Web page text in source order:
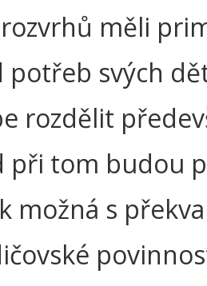
měli
potřeb svých
rozdělit
při tom budou
možná s